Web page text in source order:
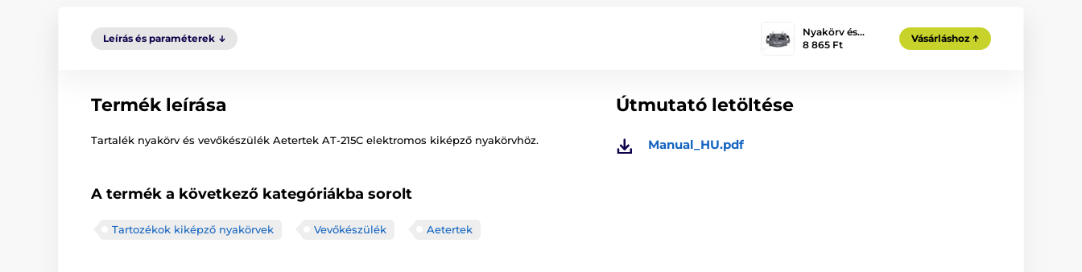
Leírás és paraméterek
Nyakörv és…
8 865 Ft
Vásárláshoz
Termék leírása
Tartalék nyakörv és vevőkészülék Aetertek AT-215C elektromos kiképző nyakörvhöz.
A termék a következő kategóriákba sorolt
Tartozékok kiképző nyakörvek Vevőkészülék Aetertek
Útmutató letöltése
Manual_HU.pdf